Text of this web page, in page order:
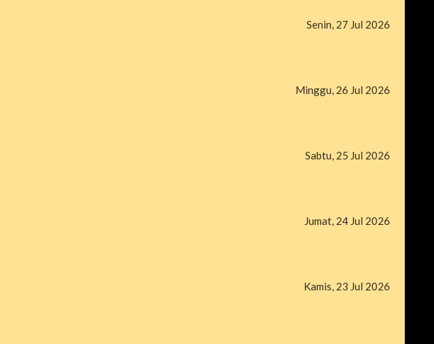
Senin, 27 Jul 2026
Minggu, 26 Jul 2026
Sabtu, 25 Jul 2026
Jumat, 24 Jul 2026
Kamis, 23 Jul 2026